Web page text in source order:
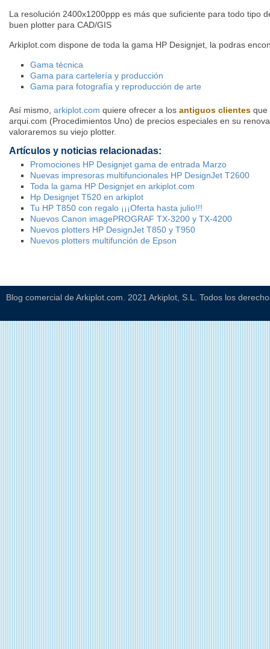
La resolución 2400x1200ppp es más que suficiente para todo tipo
buen plotter para CAD/GIS
Arkiplot.com dispone de toda la gama HP Designjet, la podras
Gama técnica
Gama para cartelería y producción
Gama para fotografía y reproducción de arte
Así mismo, arkiplot.com quiere ofrecer a los antiguos clientes que
arqui.com (Procedimientos Uno) de precios especiales en su
valoraremos su viejo plotter.
Artículos y noticias relacionadas:
Promociones HP Designjet gama de entrada Marzo
Nuevas impresoras multifuncionales HP DesignJet T2600
Toda la gama HP Designjet en arkiplot.com
Hp Designjet T520 en arkiplot
Tu HP T850 con regalo ¡¡¡Oferta hasta julio!!!
Nuevos Canon imagePROGRAF TX-3200 y TX-4200
Nuevos plotters HP DesignJet T850 y T950
Nuevos plotters multifunción de Epson
Blog comercial de Arkiplot.com. 2021 Arkiplot, S.L. Todos los